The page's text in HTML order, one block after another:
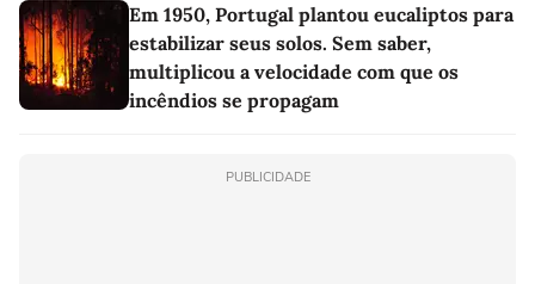
Em 1950, Portugal plantou eucaliptos para
estabilizar seus solos. Sem saber,
multiplicou a velocidade com que os
incêndios se propagam
PUBLICIDADE